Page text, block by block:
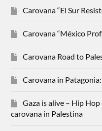
Carovana “El Sur
Carovana “México
Carovana Road to
Carovana in
Gaza is alive – Hip
carovana in Palestina